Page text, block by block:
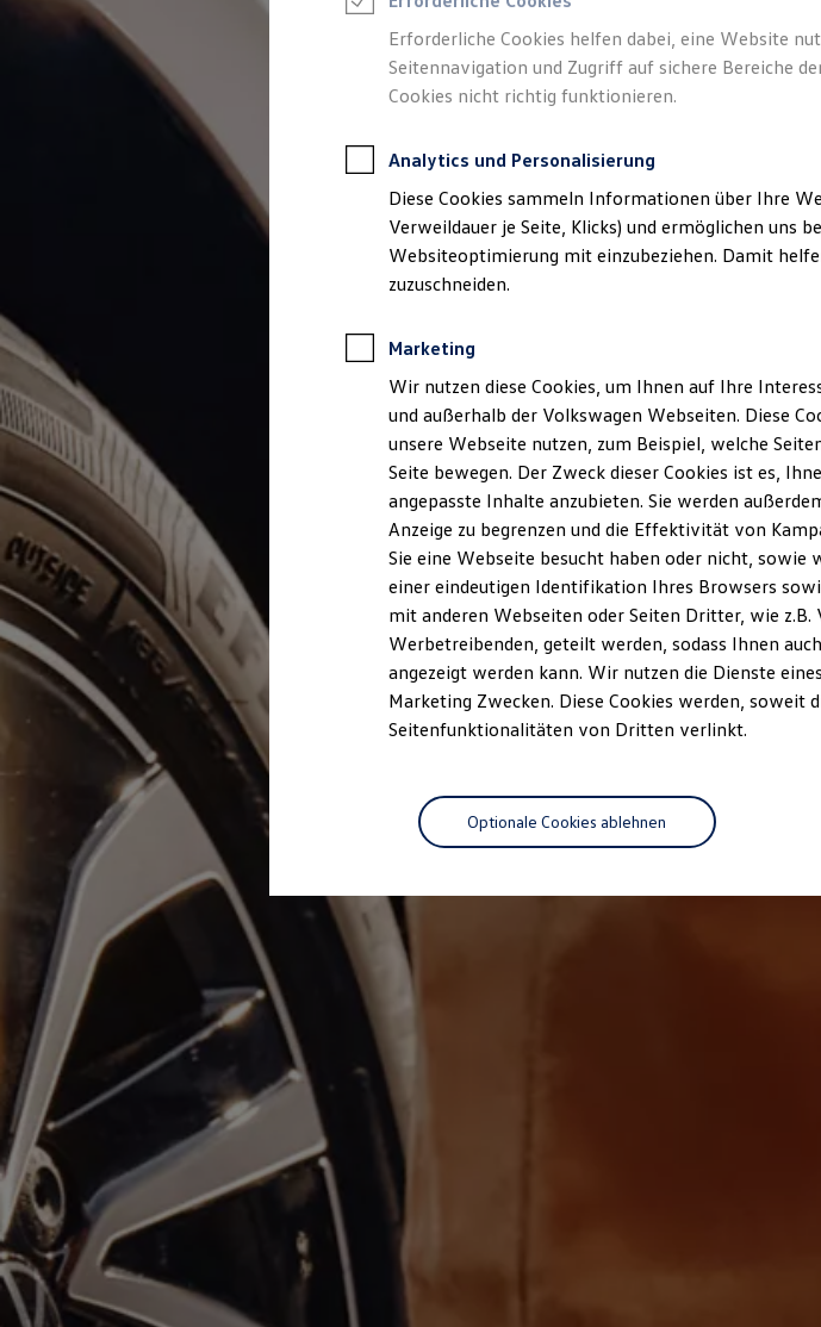
Leasing
Leasing-Angebote
Gebrauchtwagen Leasing
Junge Gebrauchtwagen-Leasing
Elektroauto Leasing
Kleinwagen-Leasing
Leasing ohne Anzahlung
Autokredit mit Schlussrate
Versicherungen und Garantien
Kfz-Versicherung
Professional Class bei Volkswagen
Anpfiff zum Gewinn
Elektromobilität
Elektroautos
ID. Tutorials
Elektrofahrzeugkonzepte
ID. EVERY1
Reichweite
Reichweite der ID. Modelle
Reichweite im Winter
Rekuperation
Laden
Laden unterwegs
Laden Zuhause
Ladestationen finden
Ladezeitensimulator
Batterie
Sicherheit
Garantie und Lebensdauer
Nachhaltigkeit
Technologie
Kosten und Kauf
Verbrauchskosten
Kaufoptionen
E-Auto-Förderung
Software und Konnektivität
Die ID. Software 6
ID. Software Versionen und Updates
Digitale Extras
Schnittstellen zu Ihrem ID.
Hybridautos
Marke und Erlebnis
Volkswagen R und R Experience
R-Modelle
R Experience
Driving Experience
Volkswagen entdecken
Werkbesichtigung
Lifestyle Shop
T-Roc Kollektion
Golf Kollektion
Erforderliche Cookies helfen dabei, eine Website
Seitennavigation und Zugriff auf sichere Bereiche
Cookies nicht richtig funktionieren.
Analytics und Personalisierung
Diese Cookies sammeln Informationen über Ihre
Verweildauer je Seite, Klicks) und ermöglichen uns
Websiteoptimierung mit einzubeziehen. Damit
zuzuschneiden.
Marketing
Wir nutzen diese Cookies, um Ihnen auf Ihre
und außerhalb der Volkswagen Webseiten. Diese
unsere Webseite nutzen, zum Beispiel, welche
Seite bewegen. Der Zweck dieser Cookies ist es,
angepasste Inhalte anzubieten. Sie werden
Anzeige zu begrenzen und die Effektivität von
Sie eine Webseite besucht haben oder nicht,
einer eindeutigen Identifikation Ihres Browsers
mit anderen Webseiten oder Seiten Dritter, wie
Werbetreibenden, geteilt werden, sodass Ihnen
angezeigt werden kann. Wir nutzen die Dienste
Marketing Zwecken. Diese Cookies werden, soweit
Seitenfunktionalitäten von Dritten verlinkt.
Optionale Cookies ablehnen